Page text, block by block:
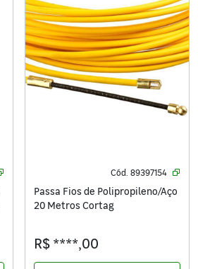
Cód. 89397154
Passa Fios de Polipropileno/Aço
20 Metros Cortag
R$ ****,00